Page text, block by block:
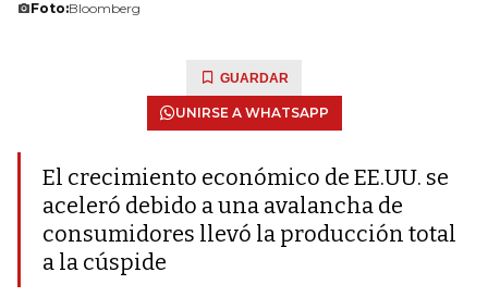
Foto:Bloomberg
GUARDAR
UNIRSE A WHATSAPP
El crecimiento económico de EE.UU. se
aceleró debido a una avalancha de
consumidores llevó la producción total
a la cúspide